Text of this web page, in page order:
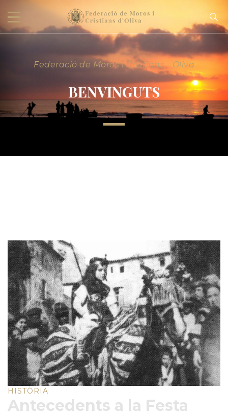
Federació de Moros i Cristians - Oliva
BENVINGUTS
HISTÒRIA
Antecedents a la Festa